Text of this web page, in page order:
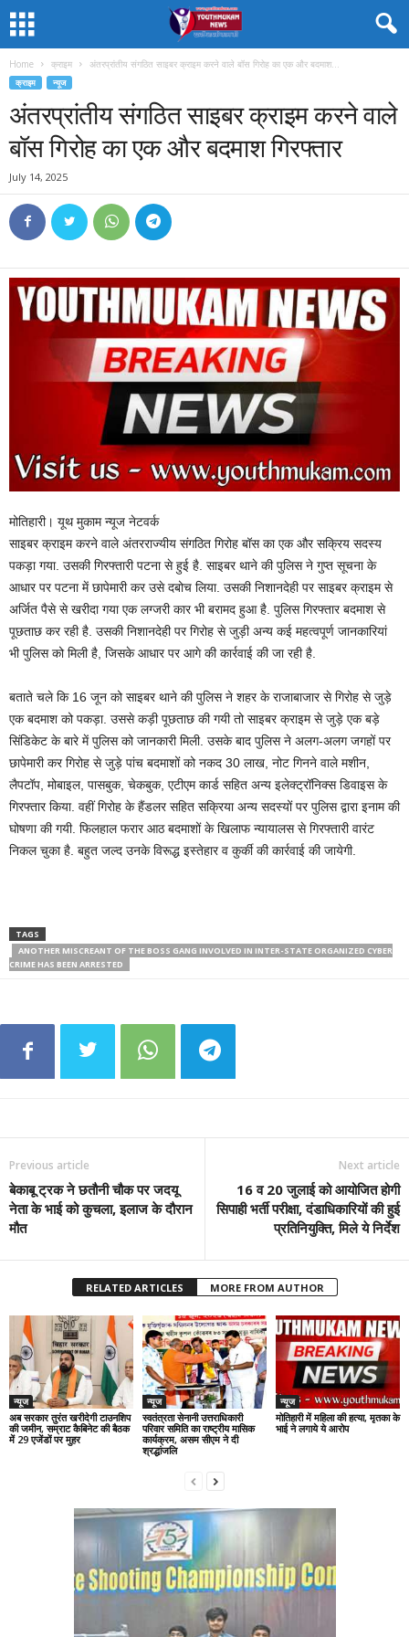
Home क्राइम अंतरप्रांतीय संगठित साइबर क्राइम करने वाले बॉस गिरोह का एक और बदमाश...
क्राइम न्यूज
अंतरप्रांतीय संगठित साइबर क्राइम करने वाले
बॉस गिरोह का एक और बदमाश गिरफ्तार
July 14, 2025
मोतिहारी। यूथ मुकाम न्यूज नेटवर्क
साइबर क्राइम करने वाले अंतरराज्यीय संगठित गिरोह बॉस का एक और सक्रिय सदस्य
पकड़ा गया. उसकी गिरफ्तारी पटना से हुई है. साइबर थाने की पुलिस ने गुप्त सूचना के
आधार पर पटना में छापेमारी कर उसे दबोच लिया. उसकी निशानदेही पर साइबर क्राइम से
अर्जित पैसे से खरीदा गया एक लग्जरी कार भी बरामद हुआ है. पुलिस गिरफ्तार बदमाश से
पूछताछ कर रही है. उसकी निशानदेही पर गिरोह से जुड़ी अन्य कई महत्वपूर्ण जानकारियां
भी पुलिस को मिली है, जिसके आधार पर आगे की कार्रवाई की जा रही है.
बताते चले कि 16 जून को साइबर थाने की पुलिस ने शहर के राजाबाजार से गिरोह से जुड़े
एक बदमाश को पकड़ा. उससे कड़ी पूछताछ की गयी तो साइबर क्राइम से जुड़े एक बड़े
सिंडिकेट के बारे में पुलिस को जानकारी मिली. उसके बाद पुलिस ने अलग-अलग जगहों पर
छापेमारी कर गिरोह से जुड़े पांच बदमाशों को नकद 30 लाख, नोट गिनने वाले मशीन,
लैपटॉप, मोबाइल, पासबुक, चेकबुक, एटीएम कार्ड सहित अन्य इलेक्ट्रॉनिक्स डिवाइस के
गिरफ्तार किया. वहीं गिरोह के हैंडलर सहित सक्रिया अन्य सदस्यों पर पुलिस द्वारा इनाम की
घोषणा की गयी. फिलहाल फरार आठ बदमाशों के खिलाफ न्यायालस से गिरफ्तारी वारंट
निकल चुका है. बहुत जल्द उनके विरूद्ध इस्तेहार व कुर्की की कार्रवाई की जायेगी.
TAGS
ANOTHER MISCREANT OF THE BOSS GANG INVOLVED IN INTER-STATE ORGANIZED CYBER
CRIME HAS BEEN ARRESTED
Previous article
बेकाबू ट्रक ने छतौनी चौक पर जदयू
नेता के भाई को कुचला, इलाज के दौरान
मौत
Next article
16 व 20 जुलाई को आयोजित होगी
सिपाही भर्ती परीक्षा, दंडाधिकारियों की हुई
प्रतिनियुक्ति, मिले ये निर्देश
RELATED ARTICLES MORE FROM AUTHOR
न्यूज
अब सरकार तुरंत खरीदेगी टाउनशिप
की जमीन, सम्राट कैबिनेट की बैठक
में 29 एजेंडों पर मुहर
न्यूज
स्वतंत्रता सेनानी उत्तराधिकारी
परिवार समिति का राष्ट्रीय मासिक
कार्यक्रम, असम सीएम ने दी
श्रद्धांजलि
न्यूज
मोतिहारी में महिला की हत्या, मृतका के
भाई ने लगाये ये आरोप